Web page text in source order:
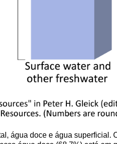
água doce e água superficial.